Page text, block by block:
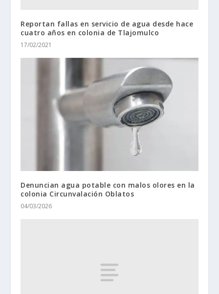
Reportan fallas en servicio de agua desde hace
cuatro años en colonia de Tlajomulco
17/02/2021
Denuncian agua potable con malos olores en la
colonia Circunvalación Oblatos
04/03/2026